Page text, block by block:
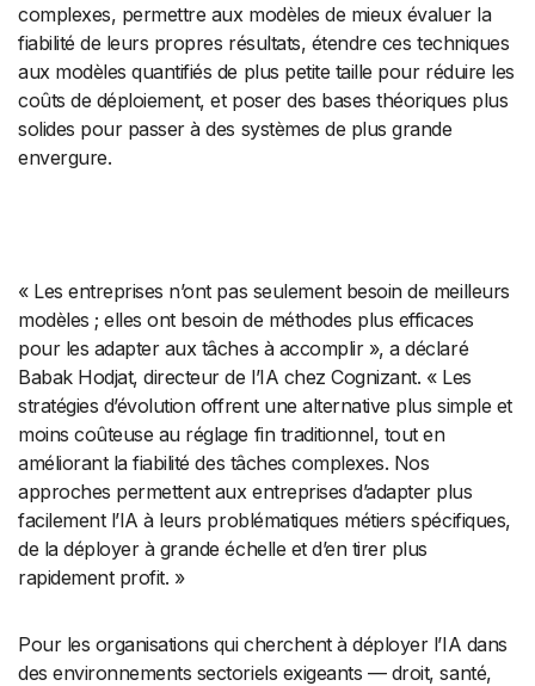
complexes, permettre aux modèles de mieux évaluer la
fiabilité de leurs propres résultats, étendre ces techniques
aux modèles quantifiés de plus petite taille pour réduire les
coûts de déploiement, et poser des bases théoriques plus
solides pour passer à des systèmes de plus grande
envergure.
« Les entreprises n’ont pas seulement besoin de meilleurs
modèles ; elles ont besoin de méthodes plus efficaces
pour les adapter aux tâches à accomplir », a déclaré
Babak Hodjat, directeur de l’IA chez Cognizant. « Les
stratégies d’évolution offrent une alternative plus simple et
moins coûteuse au réglage fin traditionnel, tout en
améliorant la fiabilité des tâches complexes. Nos
approches permettent aux entreprises d’adapter plus
facilement l’IA à leurs problématiques métiers spécifiques,
de la déployer à grande échelle et d’en tirer plus
rapidement profit. »
Pour les organisations qui cherchent à déployer l’IA dans
des environnements sectoriels exigeants — droit, santé,